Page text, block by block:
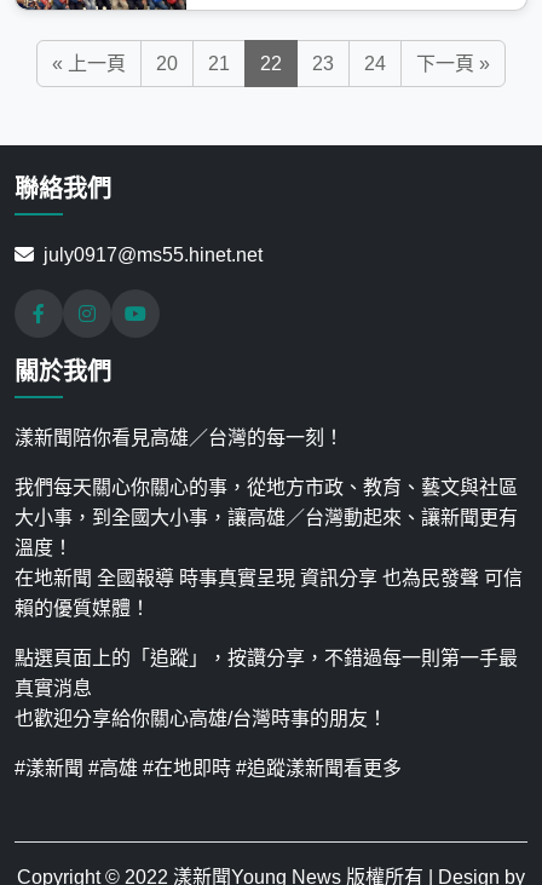
« 上一頁 20 21 22 23 24 下一頁 »
聯絡我們
july0917@ms55.hinet.net
關於我們
漾新聞陪你看見高雄／台灣的每一刻！
我們每天關心你關心的事，從地方市政、教育、藝文與社區
大小事，到全國大小事，讓高雄／台灣動起來、讓新聞更有
溫度！
在地新聞 全國報導 時事真實呈現 資訊分享 也為民發聲 可信
賴的優質媒體！
點選頁面上的「追蹤」，按讚分享，不錯過每一則第一手最
真實消息
也歡迎分享給你關心高雄/台灣時事的朋友！
#漾新聞 #高雄 #在地即時 #追蹤漾新聞看更多
Copyright © 2022 漾新聞Young News 版權所有 | Design by